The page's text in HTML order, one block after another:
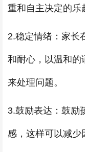
重和自主决定的乐
2.稳定情绪：家长
和耐心，以温和的
来处理问题。
3.鼓励表达：鼓励
感，这样可以减少